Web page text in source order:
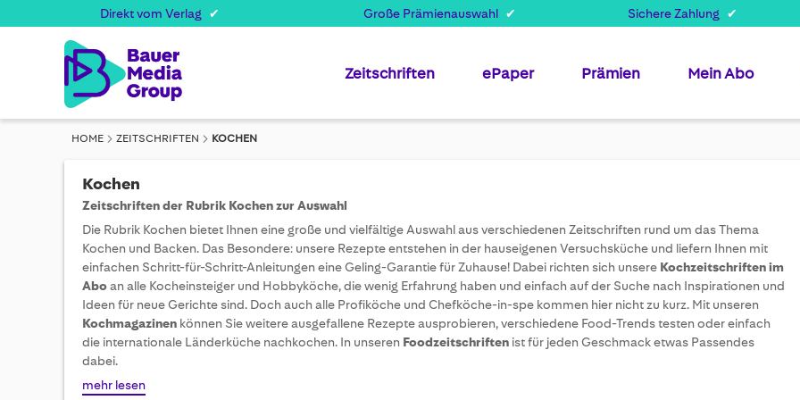
var et_seg1 = localStorage.getItem('gender') || ''; function getCookie(name) { const value = document.cookie .split('; ') .find(row =>
getCookie('advertiser'); var et_seg3 = 'Affiliate'; var et_seg4 = (function() { var cookies = document.cookie.split(';'); var vwoData = [];
trimmed.match(/^_vis_opt_exp_(\d+)_combi=(\d+)/); if (match) { var campaignId = match[1]; var variation = match[2]; vwoData.push('exp_'
Direkt vom Verlag Große Prämienauswahl Sichere Zahlung
Zeitschriften ePaper Prämien Mein Abo
HOME ZEITSCHRIFTEN KOCHEN
Kochen
Zeitschriften der Rubrik Kochen zur Auswahl
Die Rubrik Kochen bietet Ihnen eine große und vielfältige Auswahl aus verschiedenen Zeitschriften rund um das Thema
Kochen und Backen. Das Besondere: unsere Rezepte entstehen in der hauseigenen Versuchsküche und liefern Ihnen mit
einfachen Schritt-für-Schritt-Anleitungen eine Geling-Garantie für Zuhause! Dabei richten sich unsere Kochzeitschriften im
Aboan alle Kocheinsteiger und Hobbyköche, die wenig Erfahrung haben und einfach auf der Suche nach Inspirationen und
Ideen für neue Gerichte sind. Doch auch alle Profiköche und Chefköche-in-spe kommen hier nicht zu kurz. Mit unseren
Kochmagazinen können Sie weitere ausgefallene Rezepte ausprobieren, verschiedene Food-Trends testen oder einfach
die internationale Länderküche nachkochen. In unseren Foodzeitschriften ist für jeden Geschmack etwas Passendes
dabei.
mehr lesen